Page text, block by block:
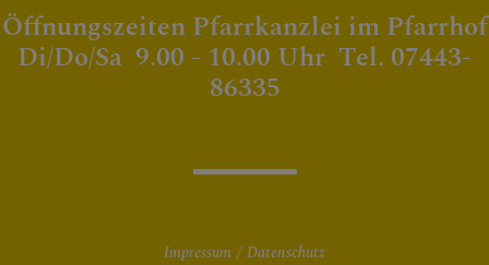
Öffnungszeiten Pfarrkanzlei im Pfarrhof
Di/Do/Sa 9.00 - 10.00 Uhr Tel. 07443-
86335
Impressum
Datenschutz